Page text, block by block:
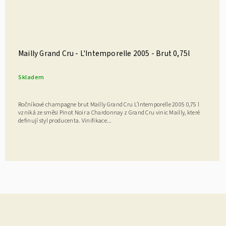
Mailly Grand Cru - L'Intemporelle 2005 - Brut 0,75l
Skladem
Ročníkové champagne brut Mailly Grand Cru L’Intemporelle 2005 0,75 l
vzniká ze směsi Pinot Noir a Chardonnay z Grand Cru vinic Mailly, které
definují styl producenta. Vinifikace...